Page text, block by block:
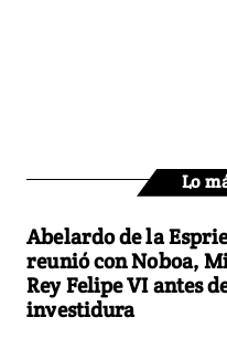
Lo
Abelardo de la
reunió con Noboa,
Rey Felipe VI antes
investidura